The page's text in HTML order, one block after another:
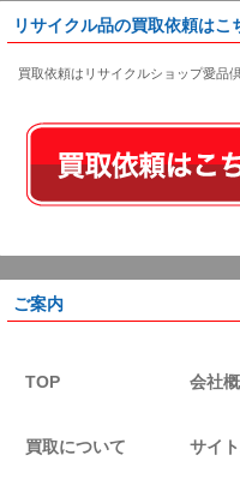
リサイクル品の買取依頼はこ
買取依頼はリサイクルショップ愛品
ご案内
TOP 会社
買取について サイ